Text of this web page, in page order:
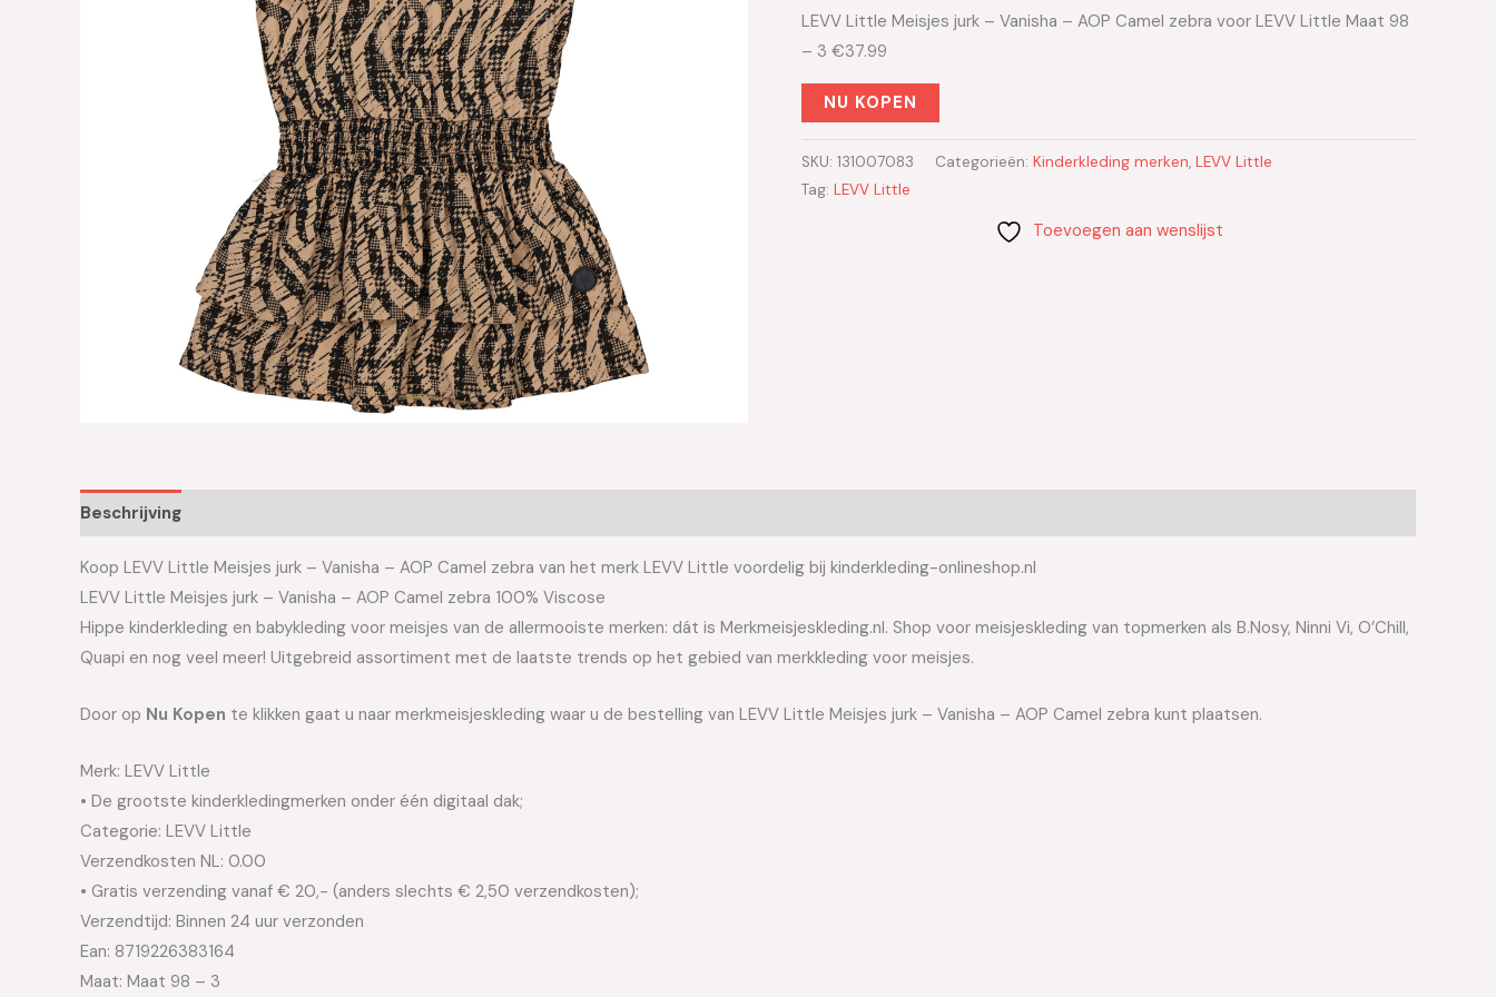
LEVV Little Meisjes jurk – Vanisha – AOP Camel zebra voor LEVV Little Maat 98
– 3 €37.99
NU KOPEN
SKU: 131007083 Categorieën: Kinderkleding merken, LEVV Little
Tag: LEVV Little
Toevoegen aan wenslijst
Beschrijving
Koop LEVV Little Meisjes jurk – Vanisha – AOP Camel zebra van het merk LEVV Little voordelig bij kinderkleding-onlineshop.nl
LEVV Little Meisjes jurk – Vanisha – AOP Camel zebra 100% Viscose
Hippe kinderkleding en babykleding voor meisjes van de allermooiste merken: dát is Merkmeisjeskleding.nl. Shop voor meisjeskleding van topmerken als B.Nosy, Ninni Vi, O’Chill,
Quapi en nog veel meer! Uitgebreid assortiment met de laatste trends op het gebied van merkkleding voor meisjes.
Door op Nu Kopen te klikken gaat u naar merkmeisjeskleding waar u de bestelling van LEVV Little Meisjes jurk – Vanisha – AOP Camel zebra kunt plaatsen.
Merk: LEVV Little
• De grootste kinderkledingmerken onder één digitaal dak;
Categorie: LEVV Little
Verzendkosten NL: 0.00
• Gratis verzending vanaf € 20,- (anders slechts € 2,50 verzendkosten);
Verzendtijd: Binnen 24 uur verzonden
Ean: 8719226383164
Maat: Maat 98 – 3